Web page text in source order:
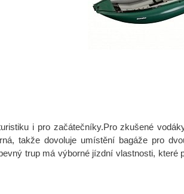
i pro začátečníky.Pro zkušené
takže dovoluje umístění bagáže pro
trup má výborné jízdní vlastnosti, které